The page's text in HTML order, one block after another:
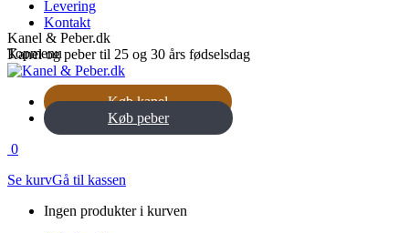
Levering
Kontakt
Topmenu
Kanel & Peber.dk
Kanel og peber til 25 og 30 års fødselsdag
Køb kanel
Køb peber
0
Se kurvGå til kassen
Ingen produkter i kurven